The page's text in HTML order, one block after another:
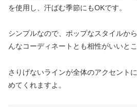
を使用し、汗ばむ季節にもOKです。
シンプルなので、ポップなスタイルか
んなコーディネートとも相性がいいと
さりげないラインが全体のアクセント
めてくれますよ。